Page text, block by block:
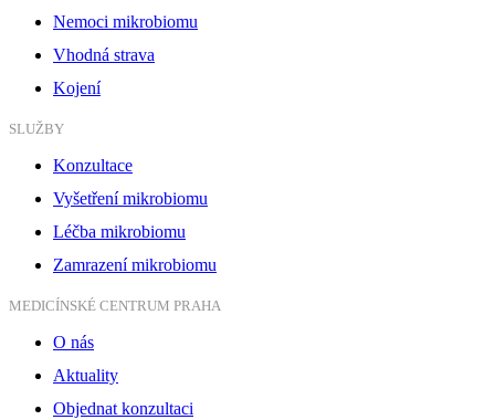
Nemoci mikrobiomu
Vhodná strava
Kojení
SLUŽBY
Konzultace
Vyšetření mikrobiomu
Léčba mikrobiomu
Zamrazení mikrobiomu
MEDICÍNSKÉ CENTRUM PRAHA
O nás
Aktuality
Objednat konzultaci